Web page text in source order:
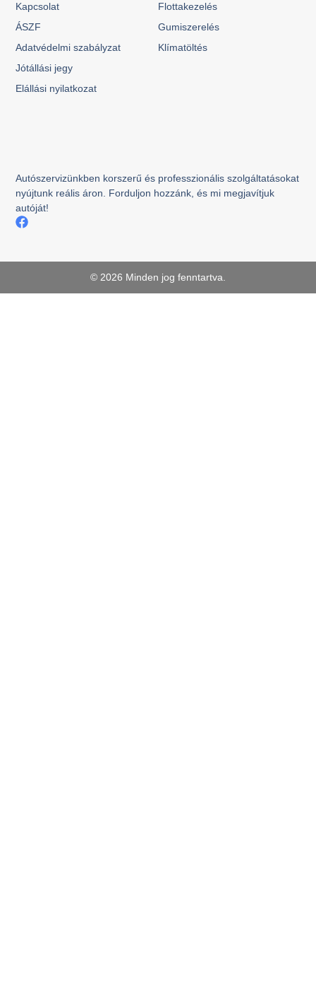
Autószervizünkben korszerű és professzionális szolgáltatásokat
nyújtunk reális áron. Forduljon hozzánk, és mi megjavítjuk
autóját!
Flottakezelés
Gumiszerelés
Klímatöltés
Kapcsolat
ÁSZF
Adatvédelmi szabályzat
Jótállási jegy
Elállási nyilatkozat
© 2026 Minden jog fenntartva.